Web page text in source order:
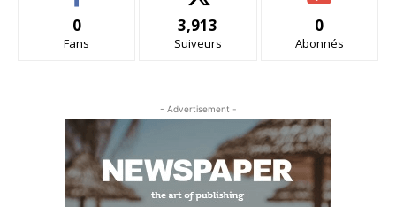
0
Fans
3,913
Suiveurs
0
Abonnés
- Advertisement -